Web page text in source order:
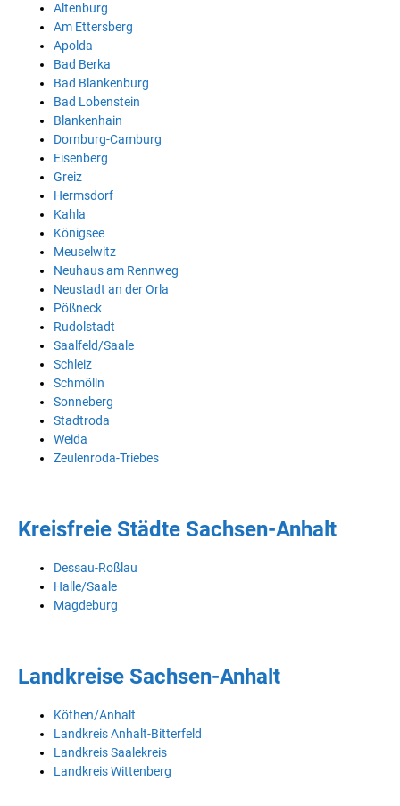
Altenburg
Am Ettersberg
Apolda
Bad Berka
Bad Blankenburg
Bad Lobenstein
Blankenhain
Dornburg-Camburg
Eisenberg
Greiz
Hermsdorf
Kahla
Königsee
Meuselwitz
Neuhaus am Rennweg
Neustadt an der Orla
Pößneck
Rudolstadt
Saalfeld/Saale
Schleiz
Schmölln
Sonneberg
Stadtroda
Weida
Zeulenroda-Triebes
Kreisfreie Städte Sachsen-Anhalt
Dessau-Roßlau
Halle/Saale
Magdeburg
Landkreise Sachsen-Anhalt
Köthen/Anhalt
Landkreis Anhalt-Bitterfeld
Landkreis Saalekreis
Landkreis Wittenberg